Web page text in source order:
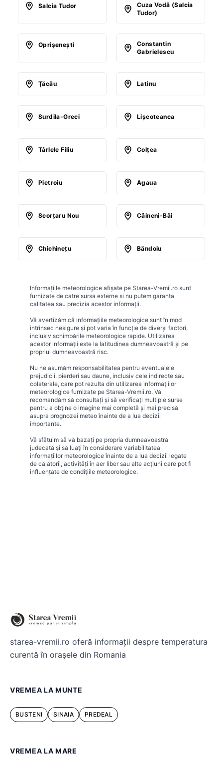
Salcia Tudor
Cuza Vodă (Salcia
Tudor)
Oprişeneşti
Constantin
Gabrielescu
Ţăcău Latinu
Surdila-Greci Lişcoteanca
Târlele Filiu Colţea
Pietroiu Agaua
Scorţaru Nou Câineni-Băi
Chichineţu Băndoiu
Informațiile meteorologice afișate pe Starea-Vremii.ro sunt
furnizate de catre sursa externe si nu putem garanta
calitatea sau precizia acestor informații.
Vă avertizăm că informațiile meteorologice sunt în mod
intrinsec nesigure și pot varia în funcție de diverși factori,
inclusiv schimbările meteorologice rapide. Utilizarea
acestor informații este la latitudinea dumneavoastră și pe
propriul dumneavoastră risc.
Nu ne asumăm responsabilitatea pentru eventualele
prejudicii, pierderi sau daune, inclusiv cele indirecte sau
colaterale, care pot rezulta din utilizarea informațiilor
meteorologice furnizate pe Starea-Vremii.ro. Vă
recomandăm să consultați și să verificați multiple surse
pentru a obține o imagine mai completă și mai precisă
asupra prognozei meteo înainte de a lua decizii
importante.
Vă sfătuim să vă bazați pe propria dumneavoastră
judecată și să luați în considerare variabilitatea
informațiilor meteorologice înainte de a lua decizii legate
de călătorii, activități în aer liber sau alte acțiuni care pot fi
influențate de condițiile meteorologice.
starea-vremii.ro oferă informații despre temperatura
curentă în orașele din Romania
VREMEA LA MUNTE
BUSTENI SINAIA PREDEAL
VREMEA LA MARE